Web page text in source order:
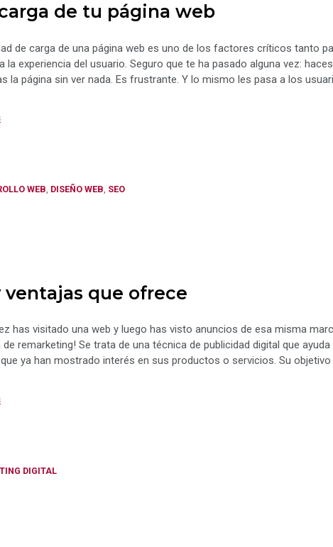
de tu página web
de carga de una página web es uno de los factores críticos tanto
la experiencia del usuario. Seguro que te ha pasado alguna vez:
la página sin ver nada. Es frustrante. Y lo mismo les pasa a los
WEB, DISEÑO WEB, SEO
que ofrece
has visitado una web y luego has visto anuncios de esa misma
remarketing! Se trata de una técnica de publicidad digital que
ya han mostrado interés en sus productos o servicios. Su
DIGITAL